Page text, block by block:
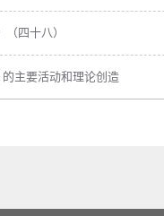
四十八）
主要活动和理论创造